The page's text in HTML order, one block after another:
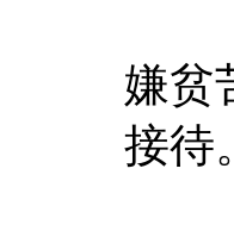
嫌贫
接待。